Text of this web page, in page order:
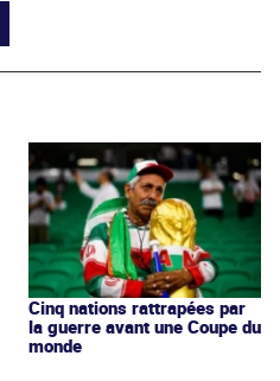
Cinq nations rattrapées par
la guerre avant une Coupe du
monde